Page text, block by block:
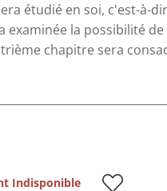
étudié en soi, c'est-à-
la possibilité
chapitre sera
Indisponible